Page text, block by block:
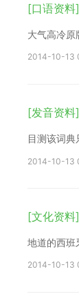
[口语资料]
大气高冷原
2014-10-13
[发音资料]
目测该词
2014-10-13
[文化资料]
地道的西班
2014-10-13